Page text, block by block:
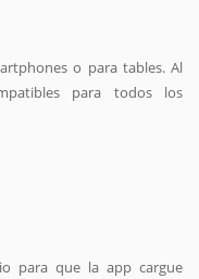
o para tables. Al
para todos los
para que la app cargue